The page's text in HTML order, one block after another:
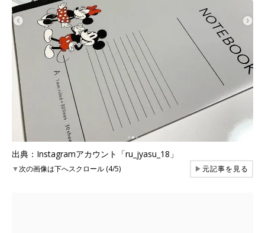
出典：Instagramアカウント「ru_jyasu_18」
▼次の画像は下へスクロール (4/5) ▶元記事を見る